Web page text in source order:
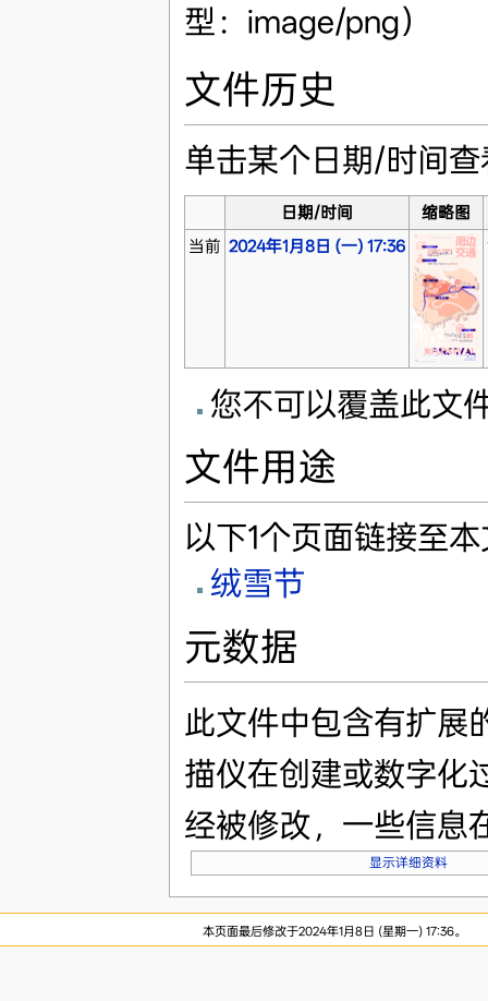
型：image/png）
文件历史
单击某个日期/时间
日期/时间
缩略图
当前 2024年1月8日 (一) 17:36
您不可以覆盖此文
文件用途
以下1个页面链接至
绒雪节
元数据
此文件中包含有扩展
描仪在创建或数字化
经被修改，一些信息
显示详细资料
本页面最后修改于2024年1月8日 (星期一) 17:36。